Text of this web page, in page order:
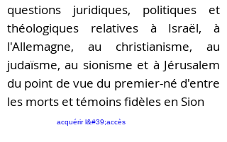
questions juridiques, politiques et
théologiques relatives à Israël, à
l'Allemagne, au christianisme, au
judaïsme, au sionisme et à Jérusalem
du point de vue du premier-né d'entre
les morts et témoins fidèles en Sion
acquérir l&#39;accès